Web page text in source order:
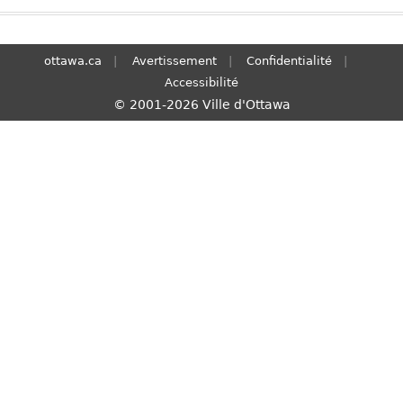
S
h
ottawa.ca Avertissement
Confidentialité
Accessibilité
© 2001-2026 Ville d'Ottawa